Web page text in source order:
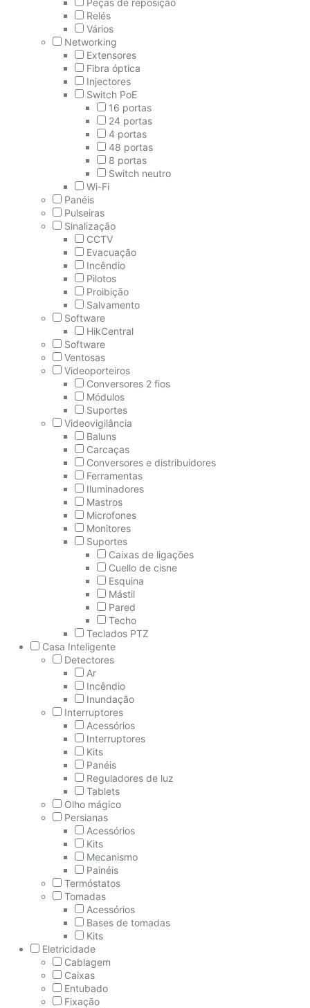
Peças de reposição
Relés
Vários
Networking
Extensores
Fibra óptica
Injectores
Switch PoE
16 portas
24 portas
4 portas
48 portas
8 portas
Switch neutro
Wi-Fi
Panéis
Pulseiras
Sinalização
CCTV
Evacuação
Incêndio
Pilotos
Proibição
Salvamento
Software
HikCentral
Software
Ventosas
Videoporteiros
Conversores 2 fios
Módulos
Suportes
Videovigilância
Baluns
Carcaças
Conversores e distribuidores
Ferramentas
Iluminadores
Mastros
Microfones
Monitores
Suportes
Caixas de ligações
Cuello de cisne
Esquina
Mástil
Pared
Techo
Teclados PTZ
Casa Inteligente
Detectores
Ar
Incêndio
Inundação
Interruptores
Acessórios
Interruptores
Kits
Panéis
Reguladores de luz
Tablets
Olho mágico
Persianas
Acessórios
Kits
Mecanismo
Painéis
Termóstatos
Tomadas
Acessórios
Bases de tomadas
Kits
Eletricidade
Cablagem
Caixas
Entubado
Fixação